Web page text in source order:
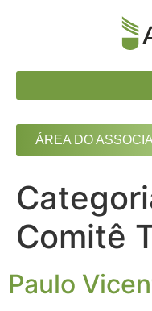
ÁREA DO
Comitê
Paulo